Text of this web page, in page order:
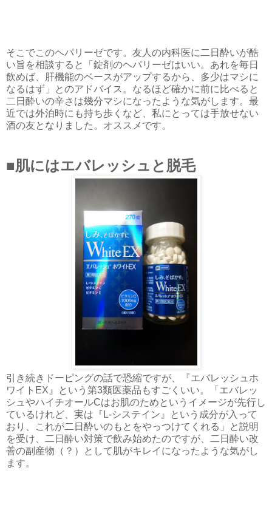
そこでこのヘパリーゼです。友人の内科医に二日酔いが酷
い旨を相談すると「錠剤のヘパリーゼはいい。あれを毎日
飲めば、肝機能のベースがアップするから、多少はマシに
なるはず」とのアドバイス。なるほど確かに前に比べると
二日酔いの辛さは幾分マシになったような気がします。最
近では外泊時にも持ち歩くなど、私にとっては手放せない
酒の友となりました。オススメです。
■肌にはエバレッシュと脱毛
引き続きドーピングの話で恐縮ですが、『エバレッシュホ
ワイトEX』という第3類医薬品もすごくいい。「エバレッ
シュやハイチオールCはお肌のためというイメージが先行し
ているけれど、実は『L-システイン』という成分が入って
おり、これが二日酔いのもとをやっつけてくれる」と説明
を受け、二日酔い対策で飲み始めたのですが、二日酔い改
善の副産物（？）として肌がキレイになったような気がし
ます。